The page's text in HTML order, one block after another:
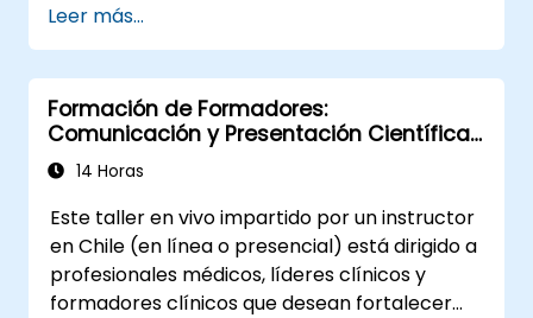
cambio en su área de la organización
Gestionar mejor el rendimiento del
personal
Negociar con éxito las soluciones
preferidas
Explicar cómo afrontar las situaciones
Leer más...
Formación de Formadores:
Comunicación y Presentación Científica
de Alto Impacto para Profesionales
Médicos
14 Horas
Este taller en vivo impartido por un instructor
en Chile (en línea o presencial) está dirigido a
profesionales médicos, líderes clínicos y
formadores clínicos que desean fortalecer